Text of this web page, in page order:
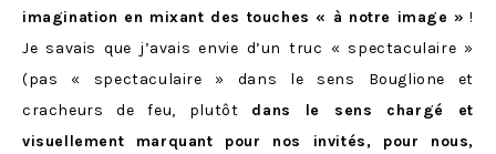
imagination en mixant des touches « à notre image » !
Je savais que j’avais envie d’un truc « spectaculaire »
(pas « spectaculaire » dans le sens Bouglione et
cracheurs de feu, plutôt dans le sens chargé et
visuellement marquant pour nos invités, pour nous,